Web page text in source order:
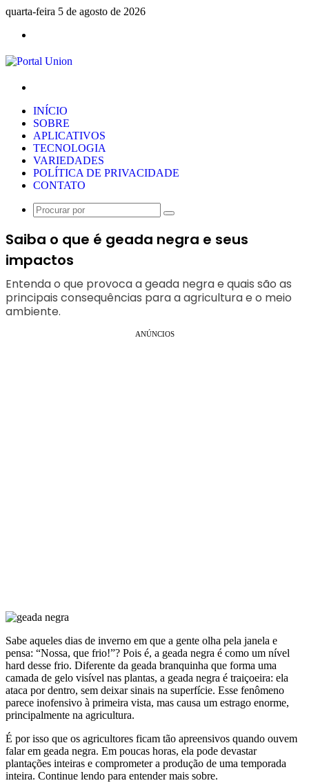
quarta-feira 5 de agosto de 2026
INÍCIO
SOBRE
APLICATIVOS
TECNOLOGIA
VARIEDADES
POLÍTICA DE PRIVACIDADE
CONTATO
Procurar
Saiba o que é geada negra e seus
impactos
Entenda o que provoca a geada negra e quais são as
principais consequências para a agricultura e o meio
ambiente.
ANÚNCIOS
Sabe aqueles dias de inverno em que a gente olha pela janela e
pensa: “Nossa, que frio!”? Pois é, a geada negra é como um nível
hard desse frio. Diferente da geada branquinha que forma uma
camada de gelo visível nas plantas, a geada negra é traiçoeira: ela
ataca por dentro, sem deixar sinais na superfície. Esse fenômeno
parece inofensivo à primeira vista, mas causa um estrago enorme,
principalmente na agricultura.
É por isso que os agricultores ficam tão apreensivos quando ouvem
falar em geada negra. Em poucas horas, ela pode devastar
plantações inteiras e comprometer a produção de uma temporada
inteira. Continue lendo para entender mais sobre.